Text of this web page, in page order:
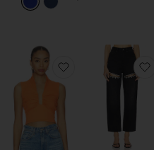
ajouter aux